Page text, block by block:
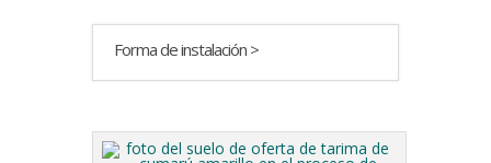
Forma de instalación >